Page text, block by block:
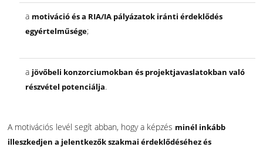
a motiváció és a RIA/IA pályázatok iránti érdeklődés
egyértelműsége;
a jövőbeli konzorciumokban és projektjavaslatokban való
részvétel potenciálja.
A motivációs levél segít abban, hogy a képzés minél inkább
illeszkedjen a jelentkezők szakmai érdeklődéséhez és